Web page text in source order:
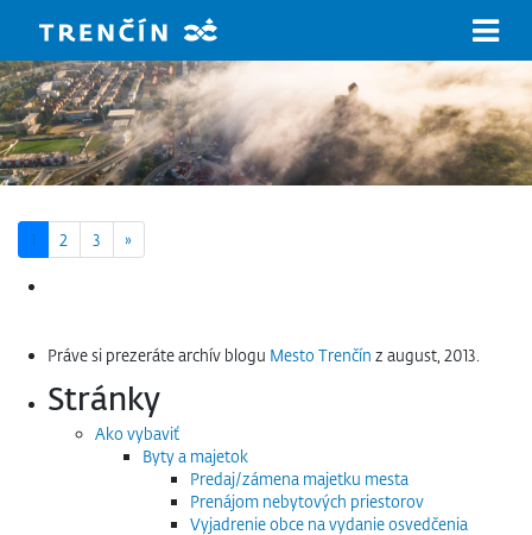
1 2 3 »
Práve si prezeráte archív blogu Mesto Trenčín z august, 2013.
Stránky
Ako vybaviť
Byty a majetok
Predaj/zámena majetku mesta
Prenájom nebytových priestorov
Vyjadrenie obce na vydanie osvedčenia